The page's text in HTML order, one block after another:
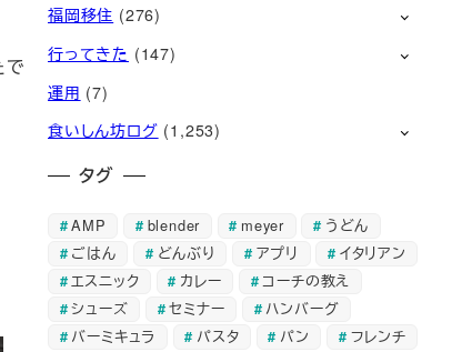
で
福岡移住 (276)
行ってきた (147)
運用 (7)
食いしん坊ログ (1,253)
タグ
AMP blender meyer
うどん
ごはん
どんぶり アプリ
イタリアン
エスニック
カレー
コーチの教え
シューズ
セミナー
ハンバーグ
バーミキュラ
パスタ パン
フレンチ